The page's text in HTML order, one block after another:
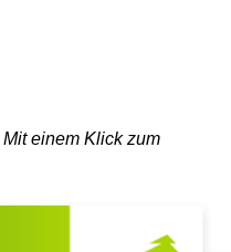
Mit einem Klick zum